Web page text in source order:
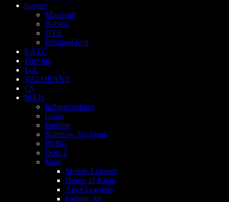
Games
Minecraft
Roblox
GTA
Resident Evil
EA FC
Free fire
LoL
VALORANT
CS
MAIS
Influenciadores
Guias
Fortnite
Rainbow Six Siege
PUBG
Dota 2
Mais
Mobile Legends
Honor of Kings
Apex Legends
Farlight 84